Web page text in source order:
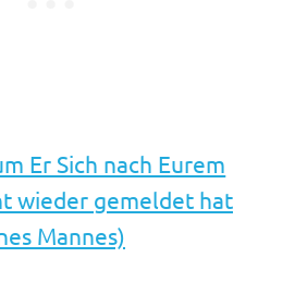
Er Sich nach Eurem
wieder gemeldet hat
Mannes)